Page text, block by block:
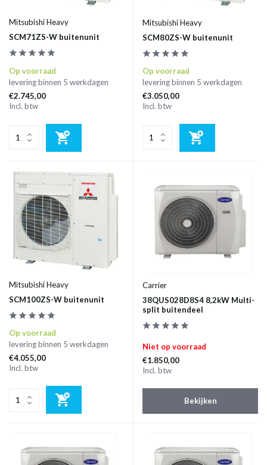
Mitsubishi Heavy
SCM71ZS-W buitenunit
Op voorraad
levering binnen 5 werkdagen
€2.745,00
Incl. btw
Mitsubishi Heavy
SCM80ZS-W buitenunit
Op voorraad
levering binnen 5 werkdagen
€3.050,00
Incl. btw
Mitsubishi Heavy
SCM100ZS-W buitenunit
Op voorraad
levering binnen 5 werkdagen
€4.055,00
Incl. btw
Carrier
38QUS028D8S4 8,2kW Multi-
split buitendeel
Niet op voorraad
€1.850,00
Incl. btw
Bekijken